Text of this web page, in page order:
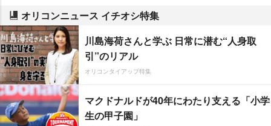
オリコンニュース イチオシ特集
川島海荷さんと学ぶ 日常に潜む“人身取
引”のリアル
オリコンタイアップ特集
マクドナルドが40年にわたり支える「小学
生の甲子園」